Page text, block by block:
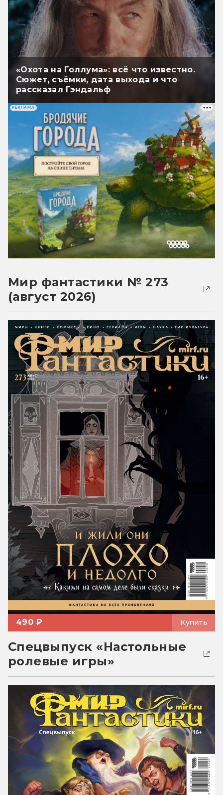
«Охота на Голлума»: всё что известно.
Сюжет, съёмки, дата выхода и что
рассказал Гэндальф
РЕКЛАМА
Мир фантастики № 273
(август 2026)
490 ₽ Купить
Спецвыпуск «Настольные
ролевые игры»